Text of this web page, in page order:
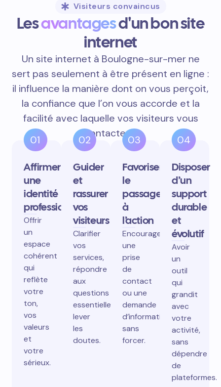
Visiteurs convaincus
Lesavantagesd'un bon site
internet
Un site internet à Boulogne-sur-mer ne
sert pas seulement à être présent en ligne :
il influence la manière dont on vous perçoit,
la confiance que l’on vous accorde et la
facilité avec laquelle vos visiteurs vous
contactent.
01
Affirmer
une
identité
professionnelle
Offrir
un
espace
cohérent
qui
reflète
votre
ton,
vos
valeurs
et
votre
sérieux.
02
Guider
et
rassurer
vos
visiteurs
Clarifier
vos
services,
répondre
aux
questions
essentielles,
lever
les
doutes.
03
Favoriser
le
passage
à
l’action
Encourager
une
prise
de
contact
ou une
demande
d’information
sans
forcer.
04
Disposer
d’un
support
durable
et
évolutif
Avoir
un
outil
qui
grandit
avec
votre
activité,
sans
dépendre
de
plateformes.